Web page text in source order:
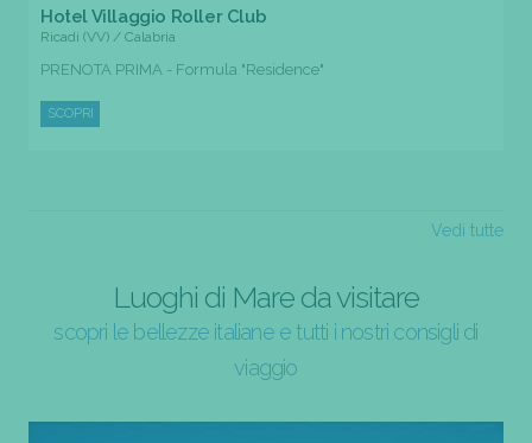
Hotel Villaggio Roller Club
Ricadi (VV) / Calabria
PRENOTA PRIMA - Formula "Residence"
SCOPRI
Vedi tutte
Luoghi di Mare da visitare
scopri le bellezze italiane e tutti i nostri consigli di
viaggio